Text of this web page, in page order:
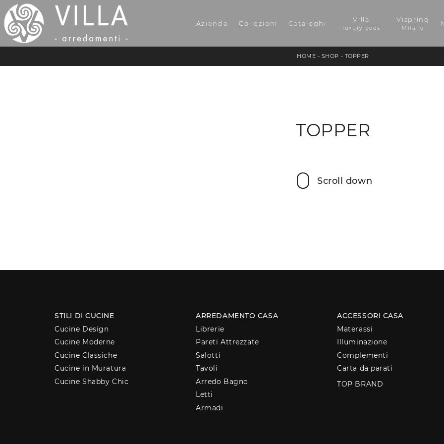
Azienda Collezioni Cataloghi Villa
- luxury beds -
Vispring
- Milano -
HOME - SHOP - TOPPER
TOPPER
Scroll down
STILI DI CUCINE
Cucine Design
Cucine Moderne
Cucine Classiche
Cucine in Muratura
Cucine Shabby Chic
ARREDAMENTO CASA
Librerie
Pareti Attrezzate
Salotti
Tavoli
Arredo Bagno
Letti
Armadi
ACCESSORI CASA
Materassi
Illuminazione
Complementi
Carta da parati
TOP BRAND